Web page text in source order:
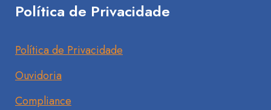
Política de Privacidade
Política de Privacidade
Ouvidoria
Compliance